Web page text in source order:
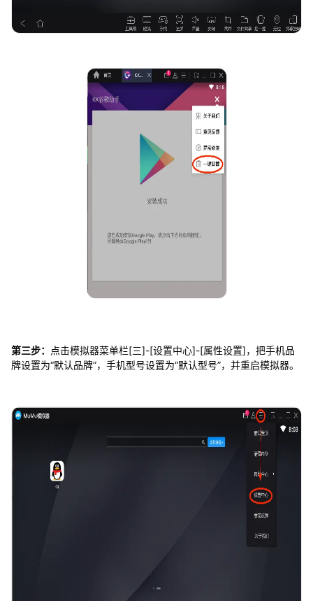
第三步：
点击模拟器菜单栏[三]-[设置中心]-[属性设置]，把手机品
牌设置为“默认品牌”，手机型号设置为“默认型号”，并重启模拟器。